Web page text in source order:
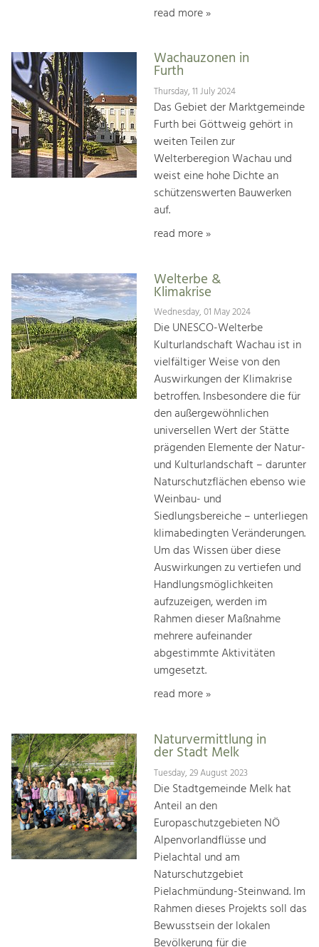
read more »
Wachauzonen in
Furth
Thursday, 11 July 2024
Das Gebiet der Marktgemeinde
Furth bei Göttweig gehört in
weiten Teilen zur
Welterberegion Wachau und
weist eine hohe Dichte an
schützenswerten Bauwerken
auf.
read more »
Welterbe &
Klimakrise
Wednesday, 01 May 2024
Die UNESCO-Welterbe
Kulturlandschaft Wachau ist in
vielfältiger Weise von den
Auswirkungen der Klimakrise
betroffen. Insbesondere die für
den außergewöhnlichen
universellen Wert der Stätte
prägenden Elemente der Natur-
und Kulturlandschaft – darunter
Naturschutzflächen ebenso wie
Weinbau- und
Siedlungsbereiche – unterliegen
klimabedingten Veränderungen.
Um das Wissen über diese
Auswirkungen zu vertiefen und
Handlungsmöglichkeiten
aufzuzeigen, werden im
Rahmen dieser Maßnahme
mehrere aufeinander
abgestimmte Aktivitäten
umgesetzt.
read more »
Naturvermittlung in
der Stadt Melk
Tuesday, 29 August 2023
Die Stadtgemeinde Melk hat
Anteil an den
Europaschutzgebieten NÖ
Alpenvorlandflüsse und
Pielachtal und am
Naturschutzgebiet
Pielachmündung-Steinwand. Im
Rahmen dieses Projekts soll das
Bewusstsein der lokalen
Bevölkerung für die